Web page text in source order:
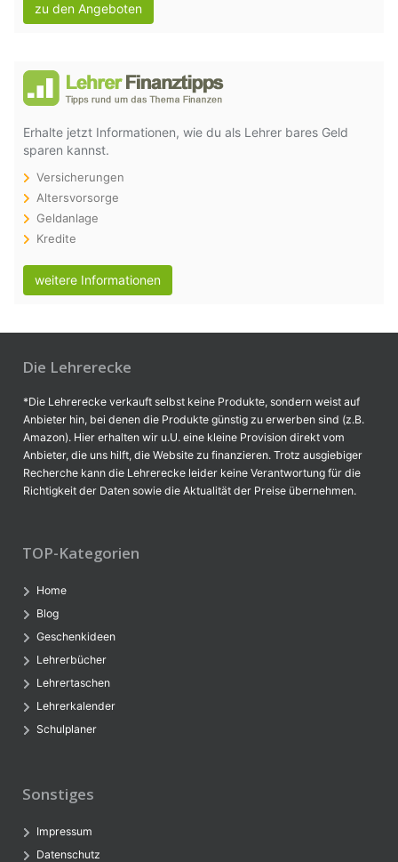
zu den Angeboten
Erhalte jetzt Informationen, wie du als Lehrer bares Geld
sparen kannst.
Versicherungen
Altersvorsorge
Geldanlage
Kredite
weitere Informationen
Die Lehrerecke
*Die Lehrerecke verkauft selbst keine Produkte, sondern weist auf
Anbieter hin, bei denen die Produkte günstig zu erwerben sind (z.B.
Amazon). Hier erhalten wir u.U. eine kleine Provision direkt vom
Anbieter, die uns hilft, die Website zu finanzieren. Trotz ausgiebiger
Recherche kann die Lehrerecke leider keine Verantwortung für die
Richtigkeit der Daten sowie die Aktualität der Preise übernehmen.
TOP-Kategorien
Home
Blog
Geschenkideen
Lehrerbücher
Lehrertaschen
Lehrerkalender
Schulplaner
Sonstiges
Impressum
Datenschutz